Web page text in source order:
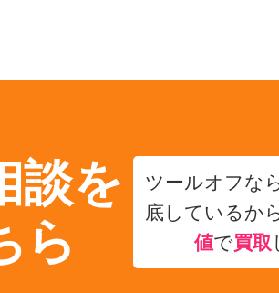
談を
ら
ツールオフな
底しているか
値で買取